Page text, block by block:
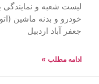
لیست شعبه و نمایندگی
خودرو و بدنه ماشین
جعفر آباد اردبیل
ادامه مطلب »